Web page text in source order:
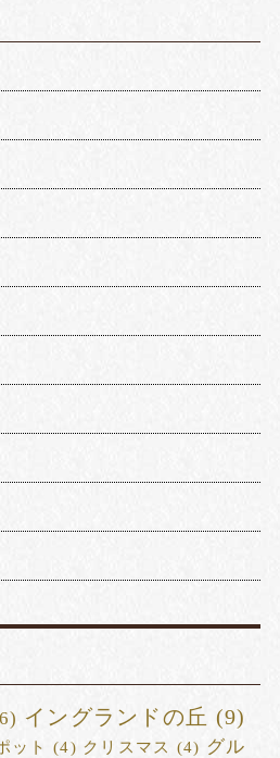
イングランドの丘 (9)
ット (4) クリスマス (4) グル